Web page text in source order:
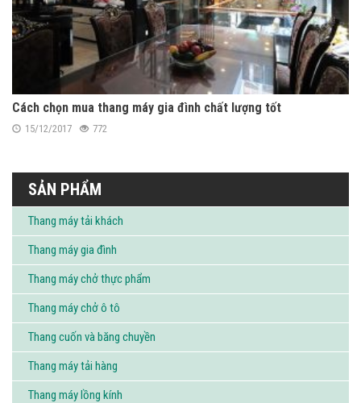
Cách chọn mua thang máy gia đình chất lượng tốt
15/12/2017 772
SẢN PHẨM
Thang máy tải khách
Thang máy gia đình
Thang máy chở thực phẩm
Thang máy chở ô tô
Thang cuốn và băng chuyền
Thang máy tải hàng
Thang máy lồng kính